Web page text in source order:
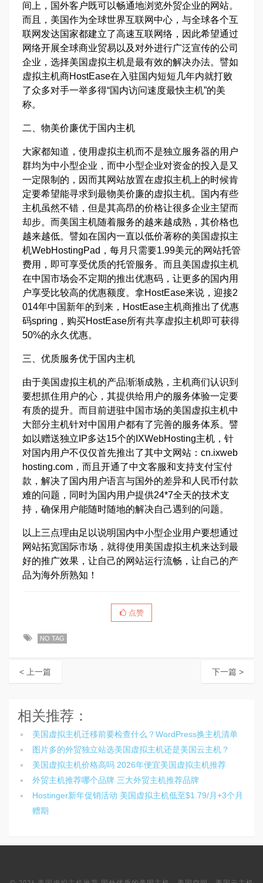
间上，国外客户既可以畅通地浏览外贸企业的网站。
而且，美国作为全球世界互联网中心，与全球各个互
联网发达国家都建立了高速互联网络，因此希望通过
网络开展全球商业贸易以及对外进行广泛宣传的公司
企业，选择美国虚拟主机是最有效的解决办法。譬如
虚拟主机商HostEase在入驻国内短短几年内就打败
了众多对手一举多得“国内访问速度最快主机”的美
称。
二、物美价廉优于国内主机
大家都知道，使用虚拟主机而不是独立服务器的用户
群均为中小型企业，而中小型企业对资金的投入是又
一定限制的，因而其网站放置在虚拟主机上的时候肯
定要希望能寻求到最物美价廉的虚拟主机。国内有些
主机虽然不错，但是其高昂的价格让很多企业主望而
却步。而美国主机随着服务的越来越成熟，其价格也
越来越低。譬如在国内一直以低价著称的美国虚拟主
机WebHostingPad，每月只需要1.99美元的网站托管
费用，即可享受优质的托管服务。而且美国虚拟主机
在中国市场会不定期的推出优惠码，让更多的国内用
户享受比较高的优惠额度。拿HostEase来说，迎接2
014年中国新年的到来，HostEase主机商推出了优惠
码spring，购买HostEase所有共享虚拟主机即可获得
50%的永久优惠。
三、优质服务优于国内主机
由于美国虚拟主机的产品渐渐成熟，主机商们认识到
要想抓住用户的心，其提供给用户的服务体验一定要
有质的提升。而目前进驻中国市场的美国虚拟主机中
大部分主机针对中国用户都有了完善的服务体系。譬
如以赠送独立IP多达15个的IXWebHosting主机，针
对国内用户不仅仅首先推出了其中文网站：cn.ixweb
hosting.com，而且开通了中文客服和支持支付宝付
款，解决了国内用户语言与国外的差异和人民币付款
难的问题，同时为国内用户提供24*7全天的技术支
持，确保用户能随时随地的解决自己遇到的问题。
以上三点理由足以说明国内中小型企业用户要想通过
网站拓宽国际市场，就得使用美国虚拟主机来达到最
好的推广效果，让自己的网站运行流畅，让自己的产
品为海外所熟知！
点赞
NO TAG
< 上一篇 下一篇 >
相关推荐：
美国虚拟主机迁移前要检查什么？WordPress换主机清单
图片多的外贸独立站选美国虚拟主机还是美国云主机？
美国虚拟主机价格高吗 2026年便宜美国虚拟主机推荐
外贸主机推荐哪个品牌 三大外贸主机推荐品牌
Hostinger新年促销活动 美国虚拟主机低至$1.79/月+3个月
赠期